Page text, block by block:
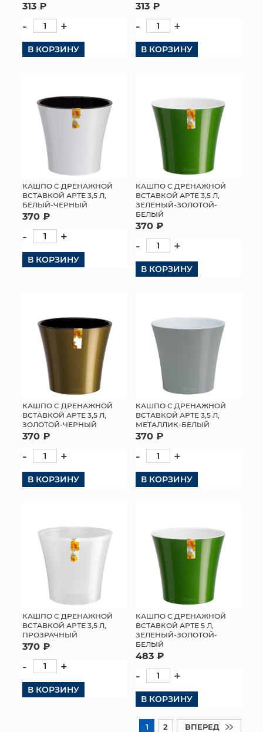
313 ₽
- +
В КОРЗИНУ
313 ₽
- +
В КОРЗИНУ
КАШПО С ДРЕНАЖНОЙ
ВСТАВКОЙ АРТЕ 3,5 Л,
БЕЛЫЙ-ЧЕРНЫЙ
370 ₽
- +
В КОРЗИНУ
КАШПО С ДРЕНАЖНОЙ
ВСТАВКОЙ АРТЕ 3,5 Л,
ЗЕЛЕНЫЙ-ЗОЛОТОЙ-
БЕЛЫЙ
370 ₽
- +
В КОРЗИНУ
КАШПО С ДРЕНАЖНОЙ
ВСТАВКОЙ АРТЕ 3,5 Л,
ЗОЛОТОЙ-ЧЕРНЫЙ
370 ₽
- +
В КОРЗИНУ
КАШПО С ДРЕНАЖНОЙ
ВСТАВКОЙ АРТЕ 3,5 Л,
МЕТАЛЛИК-БЕЛЫЙ
370 ₽
- +
В КОРЗИНУ
КАШПО С ДРЕНАЖНОЙ
ВСТАВКОЙ АРТЕ 3,5 Л,
ПРОЗРАЧНЫЙ
370 ₽
- +
В КОРЗИНУ
КАШПО С ДРЕНАЖНОЙ
ВСТАВКОЙ АРТЕ 5 Л,
ЗЕЛЕНЫЙ-ЗОЛОТОЙ-
БЕЛЫЙ
483 ₽
- +
В КОРЗИНУ
1 2 ВПЕРЕД